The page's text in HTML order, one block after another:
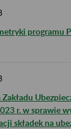
programu
r. w sprawie
składek na